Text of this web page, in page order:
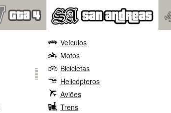
Veículos
Motos
Bicicletas
Helicópteros
Aviões
Trens